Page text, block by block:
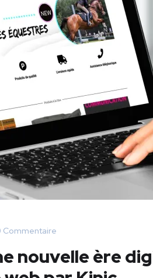
Commentaire
nouvelle ère